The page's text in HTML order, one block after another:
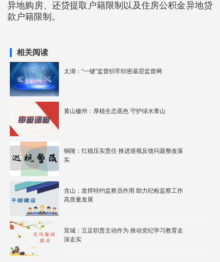
异地购房、还贷提取户籍限制以及住房公积金异地贷
款户籍限制。
相关阅读
太湖：“一键”监督织牢织密基层监督网
黄山徽州：厚植生态底色 守护绿水青山
铜陵：扛稳压实责任 推进巡视反馈问题整改落
实
含山：发挥特约监察员作用 助力纪检监察工作
高质量发展
宣城：立足职责主动作为 推动党纪学习教育走
深走实